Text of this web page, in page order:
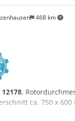
468 km
12178,
ca. 750 x 600